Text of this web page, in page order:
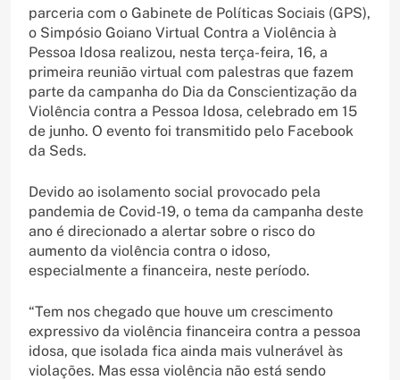
parceria com o Gabinete de Políticas Sociais (GPS),
o Simpósio Goiano Virtual Contra a Violência à
Pessoa Idosa realizou, nesta terça-feira, 16, a
primeira reunião virtual com palestras que fazem
parte da campanha do Dia da Conscientização da
Violência contra a Pessoa Idosa, celebrado em 15
de junho. O evento foi transmitido pelo Facebook
da Seds.
Devido ao isolamento social provocado pela
pandemia de Covid-19, o tema da campanha deste
ano é direcionado a alertar sobre o risco do
aumento da violência contra o idoso,
especialmente a financeira, neste período.
“Tem nos chegado que houve um crescimento
expressivo da violência financeira contra a pessoa
idosa, que isolada fica ainda mais vulnerável às
violações. Mas essa violência não está sendo